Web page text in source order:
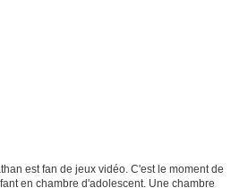
est fan de jeux vidéo. C'est le moment de
en chambre d'adolescent. Une chambre